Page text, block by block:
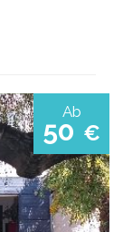
Ab
50 €